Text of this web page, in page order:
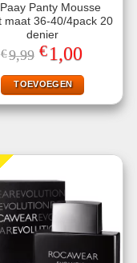
Panty Mousse
maat 36-40/4pack 20
denier
€9,99 Oorspronkelijke
prijs
was:
€9,99.
€1,00
is:
€1,00.
TOEVOEGEN